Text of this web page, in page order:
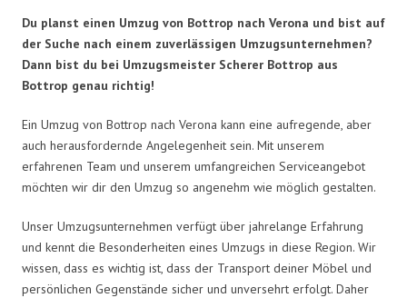
Du planst einen Umzug von Bottrop nach Verona und bist auf
der Suche nach einem zuverlässigen Umzugsunternehmen?
Dann bist du bei Umzugsmeister Scherer Bottrop aus
Bottrop genau richtig!
Ein Umzug von Bottrop nach Verona kann eine aufregende, aber
auch herausfordernde Angelegenheit sein. Mit unserem
erfahrenen Team und unserem umfangreichen Serviceangebot
möchten wir dir den Umzug so angenehm wie möglich gestalten.
Unser Umzugsunternehmen verfügt über jahrelange Erfahrung
und kennt die Besonderheiten eines Umzugs in diese Region. Wir
wissen, dass es wichtig ist, dass der Transport deiner Möbel und
persönlichen Gegenstände sicher und unversehrt erfolgt. Daher